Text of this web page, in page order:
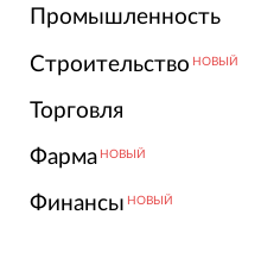
Промышленность
Строительство НОВЫЙ
Торговля
Фарма НОВЫЙ
Финансы НОВЫЙ